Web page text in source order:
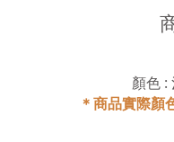
顏色 :
＊商品實際顏